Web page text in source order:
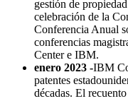
gestión de
celebración de la
Conferencia Anual
conferencias
Center e IBM.
enero 2023 -IBM
patentes
décadas. El